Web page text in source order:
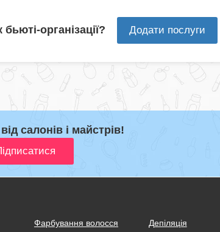
організації? Додати послуги
салонів і майстрів!
Фарбування волосся
Депіляція